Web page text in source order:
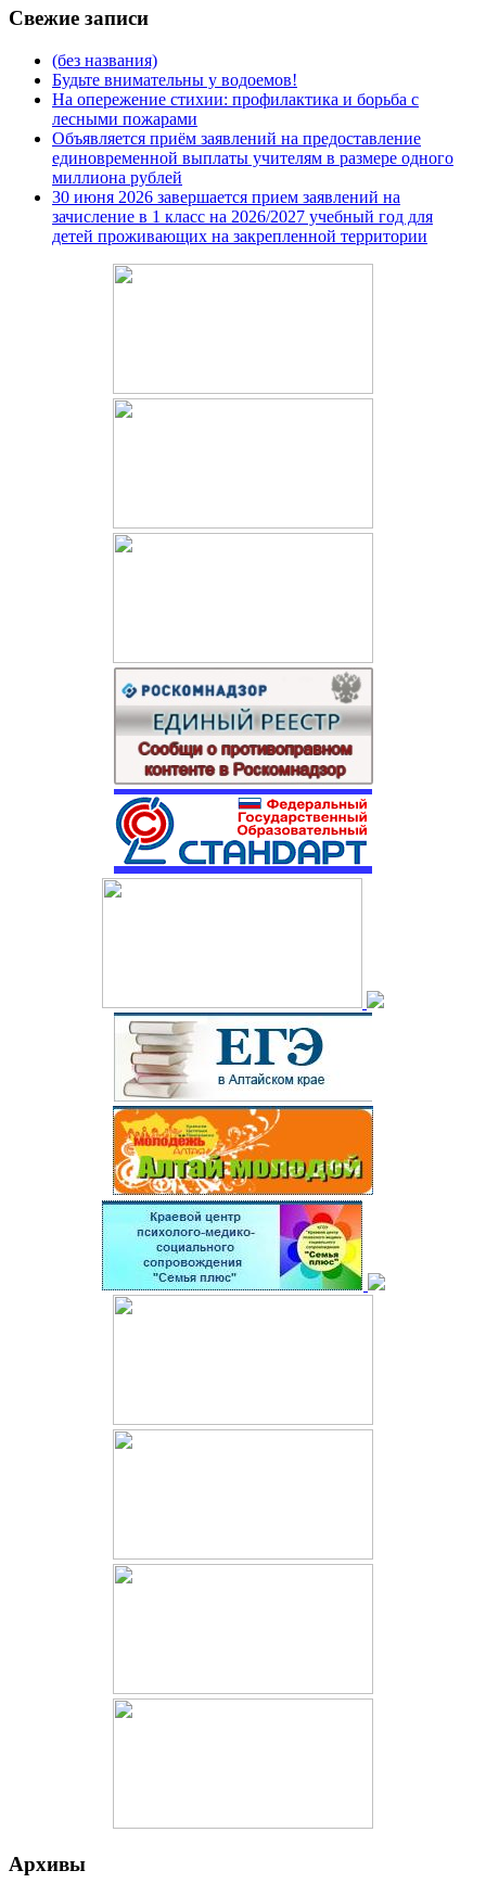
Свежие записи
(без названия)
Будьте внимательны у водоемов!
На опережение стихии: профилактика и борьба с
лесными пожарами
Объявляется приём заявлений на предоставление
единовременной выплаты учителям в размере одного
миллиона рублей
30 июня 2026 завершается прием заявлений на
зачисление в 1 класс на 2026/2027 учебный год для
детей проживающих на закрепленной территории
Архивы